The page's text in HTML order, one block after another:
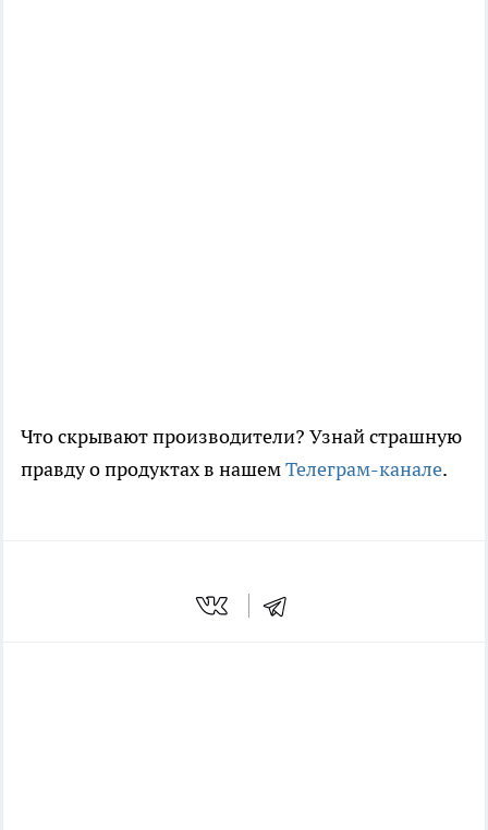
Что скрывают производители? Узнай страшную
правду о продуктах в нашемТелеграм-канале.